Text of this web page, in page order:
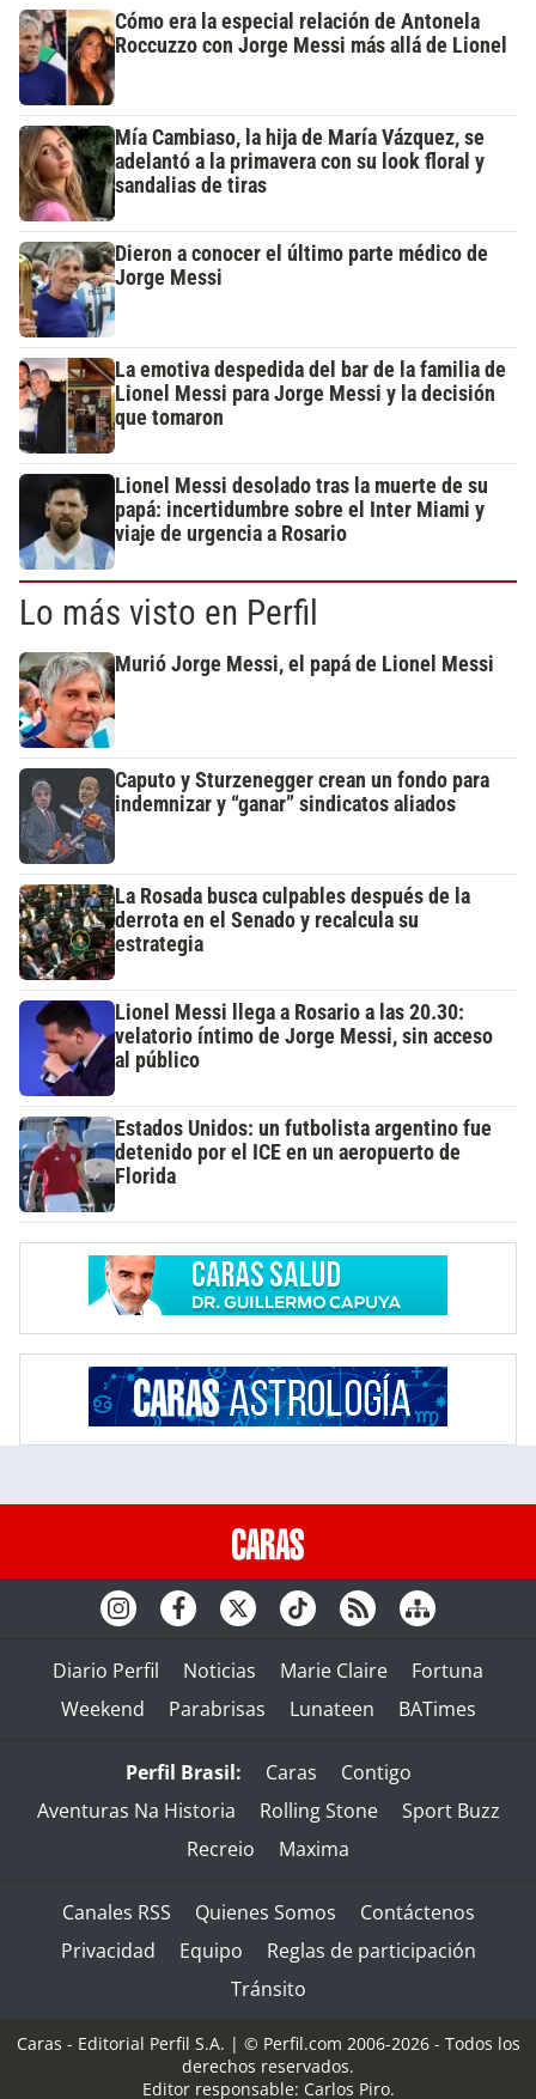
Cómo era la especial relación de Antonela
Roccuzzo con Jorge Messi más allá de Lionel
Mía Cambiaso, la hija de María Vázquez, se
adelantó a la primavera con su look floral y
sandalias de tiras
Dieron a conocer el último parte médico de
Jorge Messi
La emotiva despedida del bar de la familia de
Lionel Messi para Jorge Messi y la decisión
que tomaron
Lionel Messi desolado tras la muerte de su
papá: incertidumbre sobre el Inter Miami y
viaje de urgencia a Rosario
Lo más visto en Perfil
Murió Jorge Messi, el papá de Lionel Messi
Caputo y Sturzenegger crean un fondo para
indemnizar y “ganar” sindicatos aliados
La Rosada busca culpables después de la
derrota en el Senado y recalcula su
estrategia
Lionel Messi llega a Rosario a las 20.30:
velatorio íntimo de Jorge Messi, sin acceso
al público
Estados Unidos: un futbolista argentino fue
detenido por el ICE en un aeropuerto de
Florida
Diario Perfil Noticias Marie Claire
Fortuna
Weekend
Parabrisas Lunateen BATimes
Perfil Brasil: Caras
Contigo
Aventuras Na Historia
Rolling Stone
Sport Buzz
Recreio
Maxima
Canales RSS Quienes Somos
Contáctenos
Privacidad
Equipo
Reglas de participación
Tránsito
Caras - Editorial Perfil S.A. | © Perfil.com 2006-2026 - Todos los
derechos reservados.
Editor responsable: Carlos Piro.